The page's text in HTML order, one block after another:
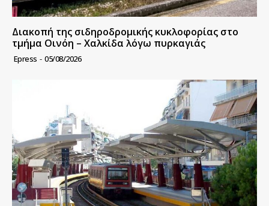
Διακοπή της σιδηροδρομικής κυκλοφορίας στο
τμήμα Οινόη – Χαλκίδα λόγω πυρκαγιάς
Epress - 05/08/2026